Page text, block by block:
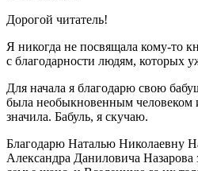
Дорогой читатель!
Я никогда не посвящала кому-то
с благодарности людям, которых
Для начала я благодарю свою
была необыкновенным человеком
значила. Бабуль, я скучаю.
Благодарю Наталью Николаевну
Александра Даниловича Назарова